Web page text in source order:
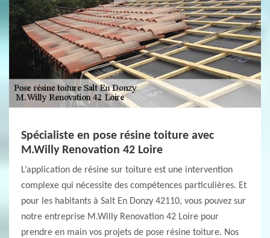
Spécialiste en pose résine toiture avec
M.Willy Renovation 42 Loire
L’application de résine sur toiture est une intervention
complexe qui nécessite des compétences particulières. Et
pour les habitants à Salt En Donzy 42110, vous pouvez sur
notre entreprise M.Willy Renovation 42 Loire pour
prendre en main vos projets de pose résine toiture. Nos